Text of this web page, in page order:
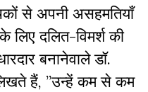
से अपनी असहमतियाँ
दलित-विमर्श की
बनानेवाले डॉ.
हैं, ”उन्हें कम से कम